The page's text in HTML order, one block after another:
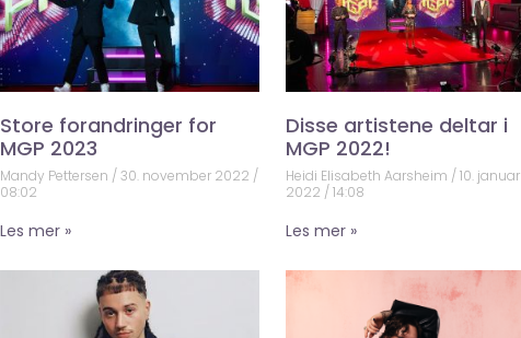
Store forandringer for
MGP 2023
Mandy Pettersen
30. november 2022
08:02
Les mer »
Disse artistene deltar i
MGP 2022!
Heidi Elisabeth Aarsheim 10. januar
2022 14:08
Les mer »